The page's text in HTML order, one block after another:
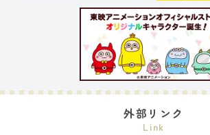
外部リンク
Link